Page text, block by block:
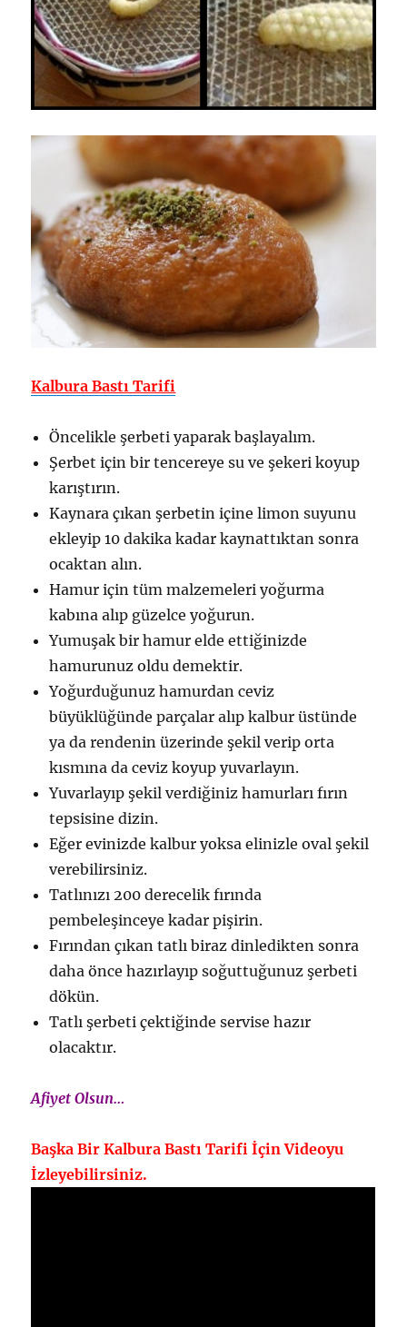
Kalbura Bastı Tarifi
Öncelikle şerbeti yaparak başlayalım.
Şerbet için bir tencereye su ve şekeri koyup
karıştırın.
Kaynara çıkan şerbetin içine limon suyunu
ekleyip 10 dakika kadar kaynattıktan sonra
ocaktan alın.
Hamur için tüm malzemeleri yoğurma
kabına alıp güzelce yoğurun.
Yumuşak bir hamur elde ettiğinizde
hamurunuz oldu demektir.
Yoğurduğunuz hamurdan ceviz
büyüklüğünde parçalar alıp kalbur üstünde
ya da rendenin üzerinde şekil verip orta
kısmına da ceviz koyup yuvarlayın.
Yuvarlayıp şekil verdiğiniz hamurları fırın
tepsisine dizin.
Eğer evinizde kalbur yoksa elinizle oval şekil
verebilirsiniz.
Tatlınızı 200 derecelik fırında
pembeleşinceye kadar pişirin.
Fırından çıkan tatlı biraz dinledikten sonra
daha önce hazırlayıp soğuttuğunuz şerbeti
dökün.
Tatlı şerbeti çektiğinde servise hazır
olacaktır.
Afiyet Olsun…
Başka Bir Kalbura Bastı Tarifi İçin Videoyu
İzleyebilirsiniz.